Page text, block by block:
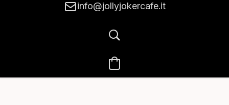
info@jollyjokercafe.it